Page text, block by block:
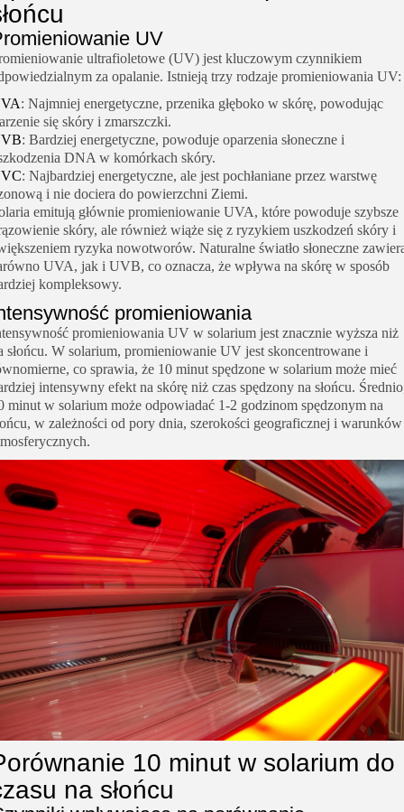
UV
ultrafioletowe (UV) jest kluczowym czynnikiem
za opalanie. Istnieją trzy rodzaje promieniowania UV:
: Najmniej energetyczne, przenika głęboko w skórę, powodując
się skóry i zmarszczki.
: Bardziej energetyczne, powoduje oparzenia słoneczne i
DNA w komórkach skóry.
: Najbardziej energetyczne, ale jest pochłaniane przez warstwę
i nie dociera do powierzchni Ziemi.
emitują głównie promieniowanie UVA, które powoduje szybsze
skóry, ale również wiąże się z ryzykiem uszkodzeń skóry i
ryzyka nowotworów. Naturalne światło słoneczne
UVA, jak i UVB, co oznacza, że wpływa na skórę w sposób
kompleksowy.
promieniowania
promieniowania UV w solarium jest znacznie wyższa niż
słońcu. W solarium, promieniowanie UV jest skoncentrowane i
co sprawia, że 10 minut spędzone w solarium może mieć
intensywny efekt na skórę niż czas spędzony na słońcu.
minut w solarium może odpowiadać 1-2 godzinom spędzonym na
w zależności od pory dnia, szerokości geograficznej i warunków
10 minut w solarium do
na słońcu